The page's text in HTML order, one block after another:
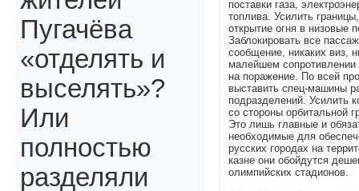
поставки газа,
топлива. Усилить
открытие огня в низовые
Заблокировать все
сообщение, никаких виз,
малейшем сопротивлении
на поражение. По всей
выставить спец-машины
подразделений. Усилить
со стороны орбитальной
Это лишь главные и
необходимые для
русских городах на
казне они обойдутся
олимпийских стадионов.
Пугачёва
«отделять и
выселять»?
Или
полностью
разделяли